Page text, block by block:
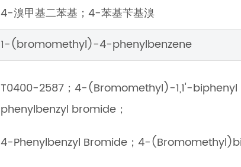
4-溴甲基二苯基；4-苯基苄基溴
1-(bromomethyl)-4-phenylbenzene
T0400-2587；4-(Bromomethyl)-1,1'-
phenylbenzyl bromide；
4-Phenylbenzyl Bromide；4-